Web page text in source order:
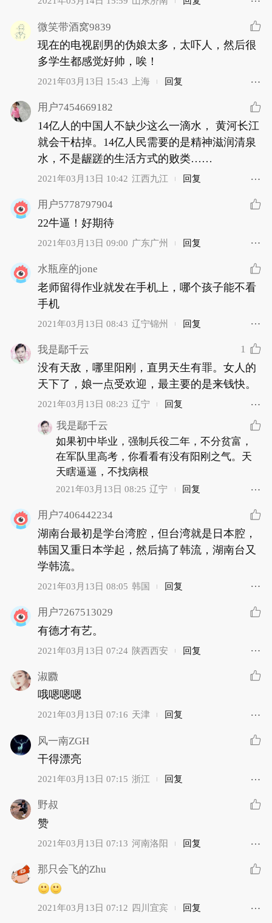
微笑带酒窝9839
现在的电视剧男的伪娘太多，太吓人，然后很
多学生都感觉好帅，唉！
2021年03月13日 15:43 上海 回复
用户7454669182
14亿人的中国人不缺少这么一滴水， 黄河长江
就会干枯掉。14亿人民需要的是精神滋润清泉
水，不是龌蹉的生活方式的败类……
2021年03月13日 10:42 江西九江 回复
用户5778797904
22牛逼！好期待
2021年03月13日 09:00 广东广州 回复
水瓶座的jone
老师留得作业就发在手机上，哪个孩子能不看
手机
2021年03月13日 08:43 辽宁锦州 回复
我是鄢千云 1
没有天敌，哪里阳刚，直男天生有罪。女人的
天下了，娘一点受欢迎，最主要的是来钱快。
2021年03月13日 08:23 辽宁 回复
我是鄢千云
如果初中毕业，强制兵役二年，不分贫富，
在军队里高考，你看看有没有阳刚之气。天
天瞎逼逼，不找病根
2021年03月13日 08:25 辽宁 回复
用户7406442234
湖南台最初是学台湾腔，但台湾就是日本腔，
韩国又重日本学起，然后搞了韩流，湖南台又
学韩流。
2021年03月13日 08:05 韩国 回复
用户7267513029
有德才有艺。
2021年03月13日 07:24 陕西西安 回复
淑覹
哦嗯嗯嗯
2021年03月13日 07:16 天津 回复
风一南ZGH
干得漂亮
2021年03月13日 07:15 浙江 回复
野叔
赞
2021年03月13日 07:13 河南洛阳 回复
那只会飞的Zhu
2021年03月13日 07:12 四川宜宾 回复